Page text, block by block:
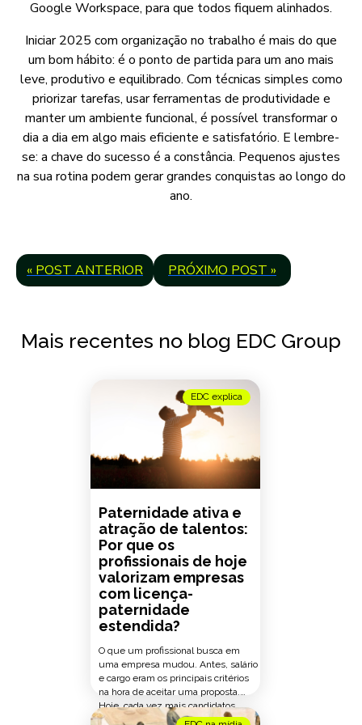
Google Workspace, para que todos fiquem alinhados.
Iniciar 2025 com organização no trabalho é mais do que
um bom hábito: é o ponto de partida para um ano mais
leve, produtivo e equilibrado. Com técnicas simples como
priorizar tarefas, usar ferramentas de produtividade e
manter um ambiente funcional, é possível transformar o
dia a dia em algo mais eficiente e satisfatório. E lembre-
se: a chave do sucesso é a constância. Pequenos ajustes
na sua rotina podem gerar grandes conquistas ao longo do
ano.
« POST ANTERIOR PRÓXIMO POST »
Mais recentes no blog EDC Group
EDC explica
Paternidade ativa e
atração de talentos:
Por que os
profissionais de hoje
valorizam empresas
com licença-
paternidade
estendida?
O que um profissional busca em
uma empresa mudou. Antes, salário
e cargo eram os principais critérios
na hora de aceitar uma proposta.
Hoje, cada vez mais candidatos
avaliam também como a empresa